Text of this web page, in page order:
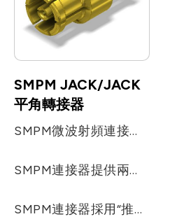
SMPM JACK/JACK
平角轉接器
SMPM微波射頻連接器比SMP微波射頻連接器的體積小20％，其頻率範圍高達65 GHz。SMPM連接器的開發適用於比SMP更小，更高頻率的同軸連接器使用。
SMPM連接器提供兩種不同的保持力：光滑的內徑和全爪式。SMPM同軸連接器兼容各種SMPM同軸連接器，包括康寧吉爾伯特的GPPO™產品。
SMPM連接器採用“推入式”設計，易於連接，尤其適用於所使用的印刷電路板。 適用於：寬頻，測試設備，路由器，電信，高速應用，線材，印刷電路板，表面貼裝等。